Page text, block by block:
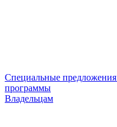
Специальные предложения
программы
Владельцам